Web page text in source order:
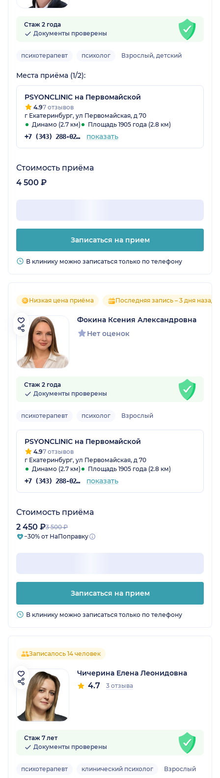
Стаж 2 года
Документы проверены
психотерапевт психолог Взрослый, детский
Места приёма (1/2):
PSYONCLINIC на Первомайской
4.97 отзывов
г Екатеринбург, ул Первомайская, д 70
Динамо (2.7 км)
Площадь 1905 года (2.8 км)
+7 (343) 288-02-66 показать
Стоимость приёма
4 500 ₽
Записаться на прием
В клинику можно записаться только по телефону
Низкая цена приёма Последняя запись – 3 дня назад
Фокина Ксения Александровна
Нет оценок
Стаж 2 года
Документы проверены
психотерапевт психолог Взрослый
PSYONCLINIC на Первомайской
4.97 отзывов
г Екатеринбург, ул Первомайская, д 70
Динамо (2.7 км)
Площадь 1905 года (2.8 км)
+7 (343) 288-02-66 показать
Стоимость приёма
2 450 ₽3 500 ₽
−30% от НаПоправку
Записаться на прием
В клинику можно записаться только по телефону
Записалось 14 человек
Чичерина Елена Леонидовна
4.7 3 отзыва
Стаж 7 лет
Документы проверены
психотерапевт клинический психолог Взрослый